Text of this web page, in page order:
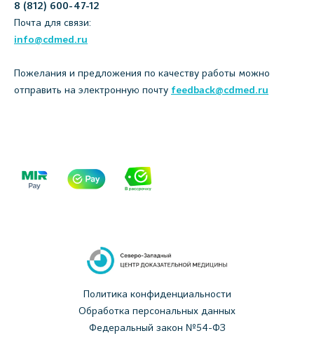
8 (812) 600-47-12
Почта для связи:
info@cdmed.ru
Пожелания и предложения по качеству работы можно
отправить на электронную почту feedback@cdmed.ru
Политика конфиденциальности
Обработка персональных данных
Федеральный закон №54-ФЗ